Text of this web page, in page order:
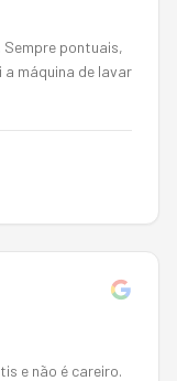
Sempre pontuais,
a máquina de lavar
e não é careiro.